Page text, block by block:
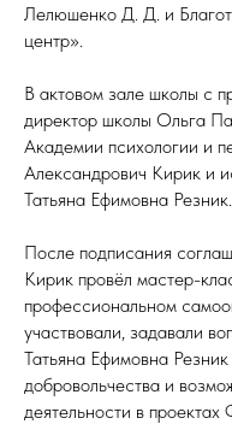
Лелюшенко Д. Д. и
центр».
В актовом зале школы с
директор школы Ольга
Академии психологии и
Александрович Кирик и
Татьяна Ефимовна Резник.
После подписания
Кирик провёл мастер-
профессиональном
участвовали, задавали
Татьяна Ефимовна
добровольчества и
деятельности в проектах